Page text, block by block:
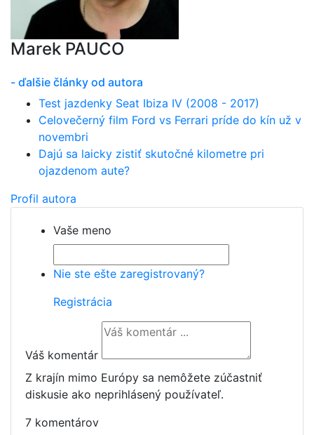
Marek PAUCO
- ďalšie články od autora
Test jazdenky Seat Ibiza IV (2008 - 2017)
Celovečerný film Ford vs Ferrari príde do kín už v
novembri
Dajú sa laicky zistiť skutočné kilometre pri
ojazdenom aute?
Profil autora
Vaše meno
Nie ste ešte zaregistrovaný?
Registrácia
Váš komentár
Z krajín mimo Európy sa nemôžete zúčastniť
diskusie ako neprihlásený používateľ.
7 komentárov